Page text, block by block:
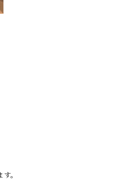
。